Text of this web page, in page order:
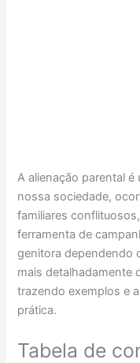
A alienação parental
nossa sociedade,
familiares
ferramenta de
genitora dependendo
mais detalhadamente
trazendo exemplos e
prática.
Tabela de